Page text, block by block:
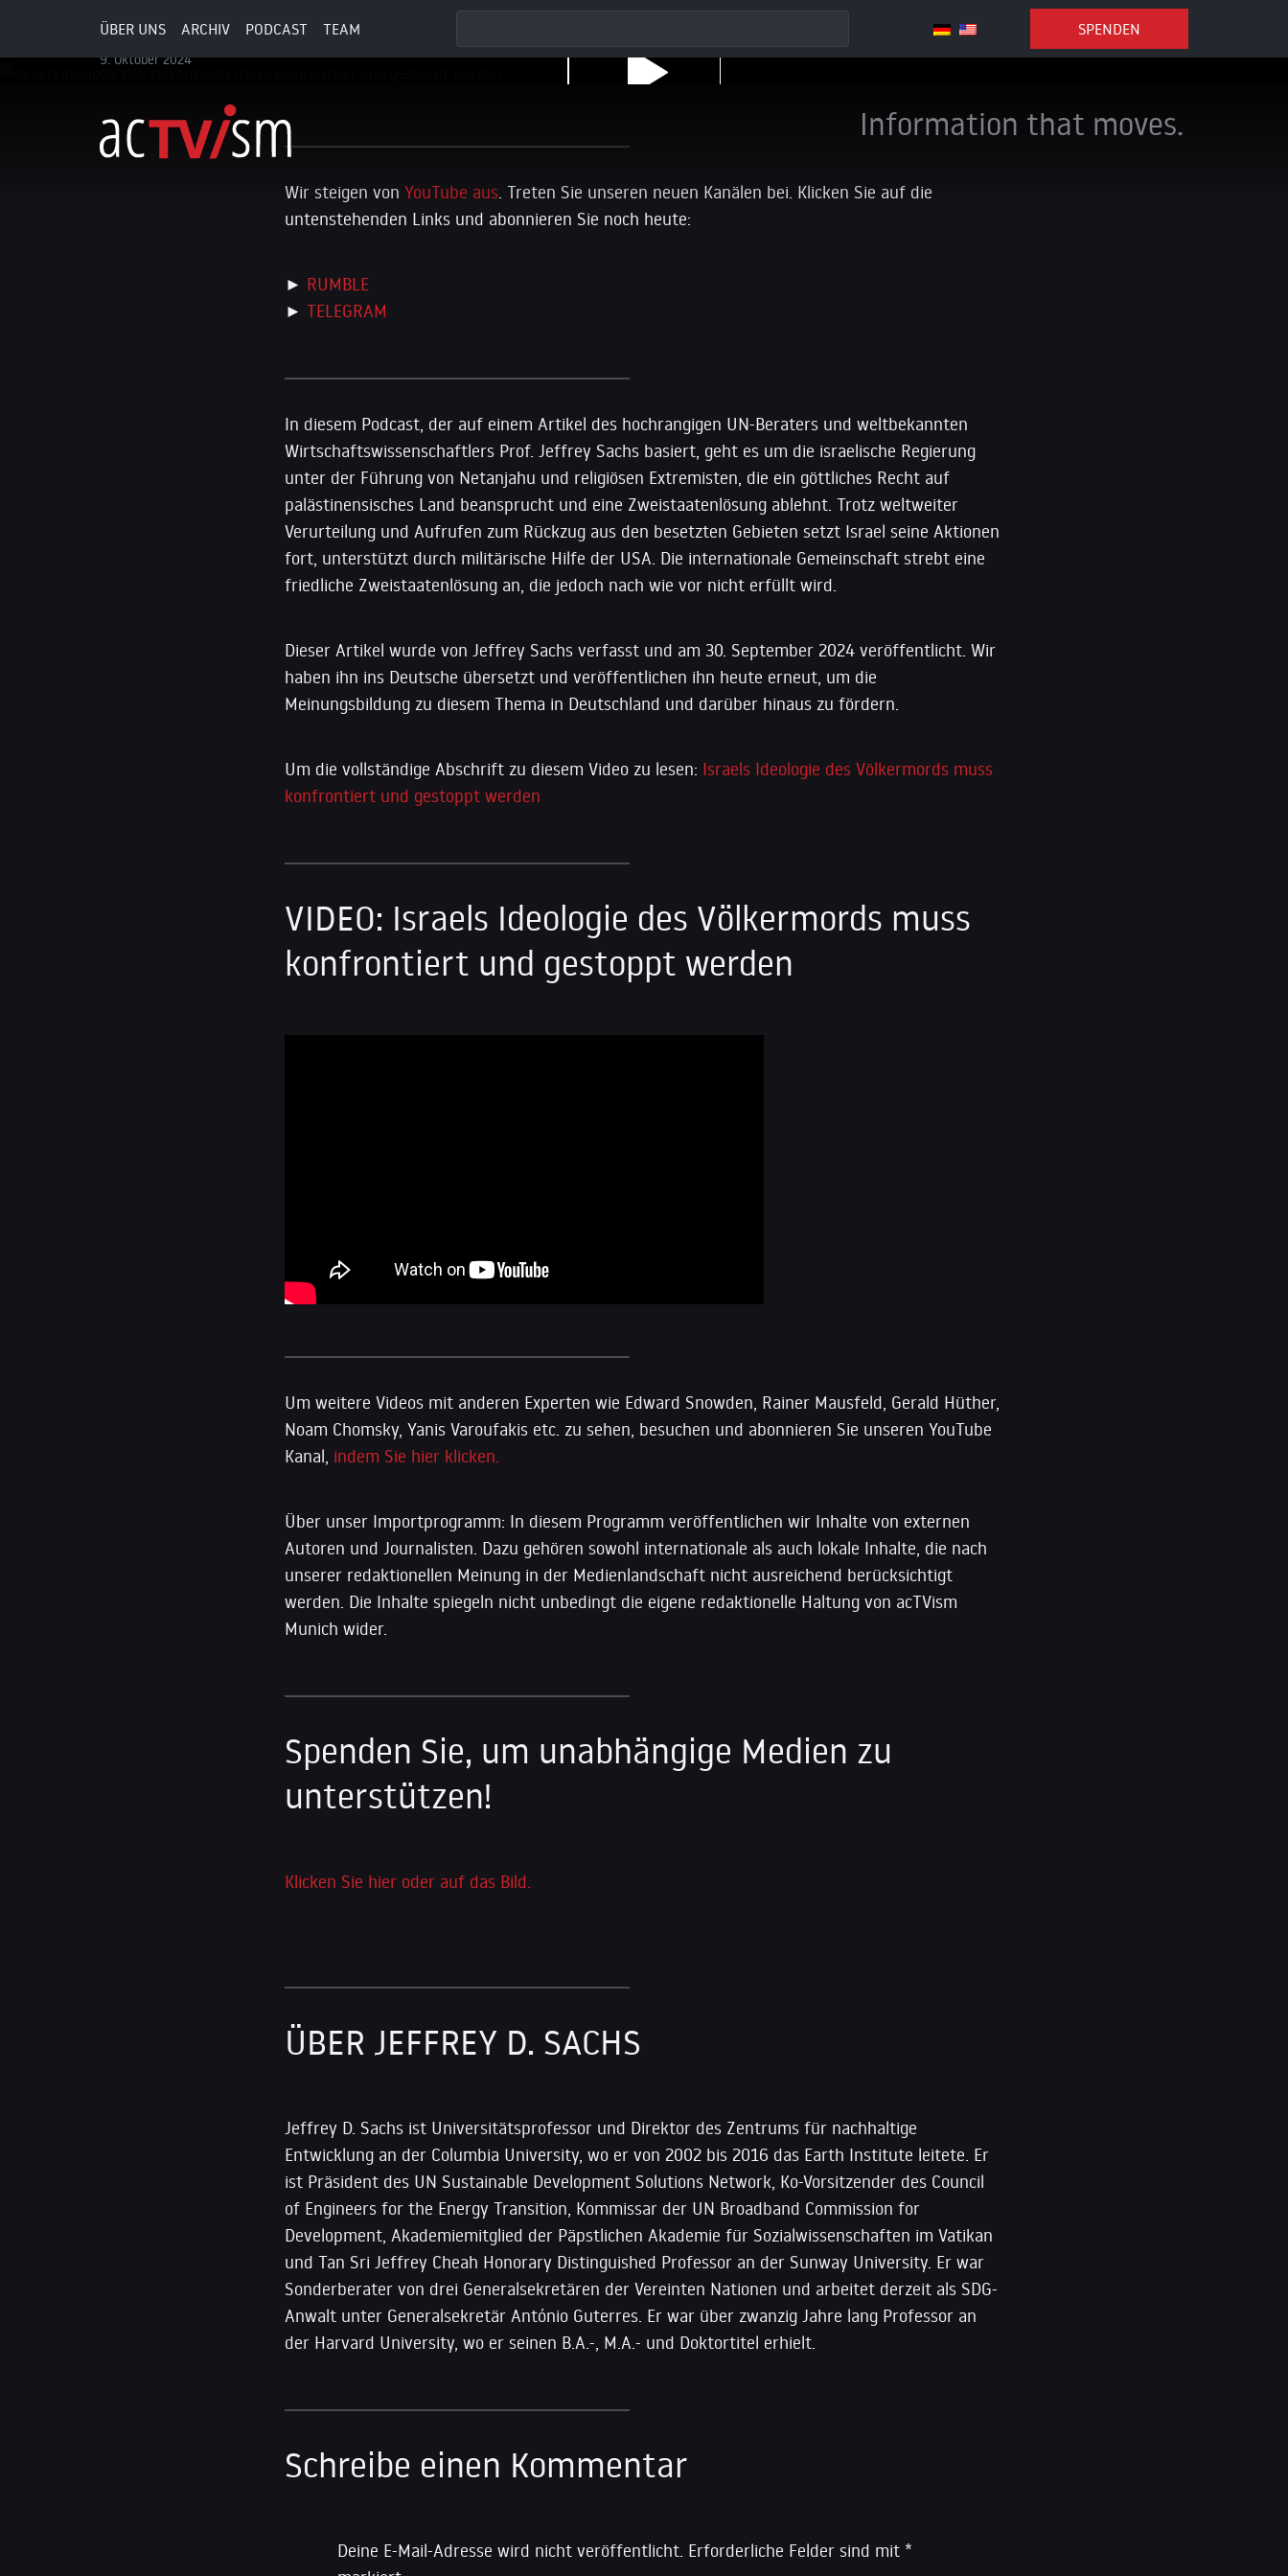
ÜBER UNS ARCHIV PODCAST TEAM SPENDEN
Information that moves.
werden
9. Oktober 2024
Wir steigen vonYouTube aus. Treten Sie unseren neuen Kanälen bei. Klicken Sie auf die
untenstehenden Links und abonnieren Sie noch heute:
► RUMBLE
►TELEGRAM
In diesem Podcast, der auf einem Artikel des hochrangigen UN-Beraters und weltbekannten
Wirtschaftswissenschaftlers Prof. Jeffrey Sachs basiert, geht es um die israelische Regierung
unter der Führung von Netanjahu und religiösen Extremisten, die ein göttliches Recht auf
palästinensisches Land beansprucht und eine Zweistaatenlösung ablehnt. Trotz weltweiter
Verurteilung und Aufrufen zum Rückzug aus den besetzten Gebieten setzt Israel seine Aktionen
fort, unterstützt durch militärische Hilfe der USA. Die internationale Gemeinschaft strebt eine
friedliche Zweistaatenlösung an, die jedoch nach wie vor nicht erfüllt wird.
Dieser Artikel wurde von Jeffrey Sachs verfasst und am 30. September 2024 veröffentlicht. Wir
haben ihn ins Deutsche übersetzt und veröffentlichen ihn heute erneut, um die
Meinungsbildung zu diesem Thema in Deutschland und darüber hinaus zu fördern.
Um die vollständige Abschrift zu diesem Video zu lesen: Israels Ideologie des Völkermords muss
konfrontiert und gestoppt werden
VIDEO: Israels Ideologie des Völkermords muss
konfrontiert und gestoppt werden
Um weitere Videos mit anderen Experten wie Edward Snowden, Rainer Mausfeld, Gerald Hüther,
Noam Chomsky, Yanis Varoufakis etc. zu sehen, besuchen und abonnieren Sie unseren YouTube
Kanal, indem Sie hier klicken.
Über unser Importprogramm: In diesem Programm veröffentlichen wir Inhalte von externen
Autoren und Journalisten. Dazu gehören sowohl internationale als auch lokale Inhalte, die nach
unserer redaktionellen Meinung in der Medienlandschaft nicht ausreichend berücksichtigt
werden. Die Inhalte spiegeln nicht unbedingt die eigene redaktionelle Haltung von acTVism
Munich wider.
Spenden Sie, um unabhängige Medien zu
unterstützen!
Klicken Sie hier oder auf das Bild.
ÜBER JEFFREY D. SACHS
Jeffrey D. Sachs ist Universitätsprofessor und Direktor des Zentrums für nachhaltige
Entwicklung an der Columbia University, wo er von 2002 bis 2016 das Earth Institute leitete. Er
ist Präsident des UN Sustainable Development Solutions Network, Ko-Vorsitzender des Council
of Engineers for the Energy Transition, Kommissar der UN Broadband Commission for
Development, Akademiemitglied der Päpstlichen Akademie für Sozialwissenschaften im Vatikan
und Tan Sri Jeffrey Cheah Honorary Distinguished Professor an der Sunway University. Er war
Sonderberater von drei Generalsekretären der Vereinten Nationen und arbeitet derzeit als SDG-
Anwalt unter Generalsekretär António Guterres. Er war über zwanzig Jahre lang Professor an
der Harvard University, wo er seinen B.A.-, M.A.- und Doktortitel erhielt.
Schreibe einen Kommentar
Deine E-Mail-Adresse wird nicht veröffentlicht. Erforderliche Felder sind mit *